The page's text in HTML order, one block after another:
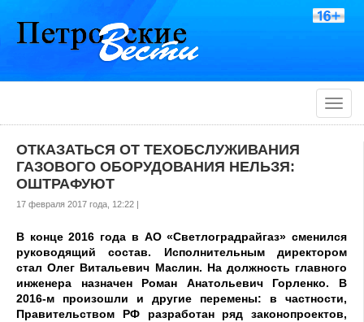
Toggle
ОТКАЗАТЬСЯ ОТ ТЕХОБСЛУЖИВАНИЯ
ГАЗОВОГО ОБОРУДОВАНИЯ НЕЛЬЗЯ:
ОШТРАФУЮТ
17 февраля 2017 года, 12:22 |
В конце 2016 года в АО «Светлоградрайгаз» сменился
руководящий состав. Исполнительным директором
стал Олег Витальевич Маслин. На должность главного
инженера назначен Роман Анатольевич Горленко. В
2016-м произошли и другие перемены: в частности,
Правительством РФ разработан ряд законопроектов,